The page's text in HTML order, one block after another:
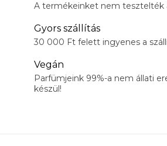
A termékeinket nem tesztelték
Gyors szállítás
30 000 Ft felett ingyenes a
Vegán
Parfümjeink 99%-a nem állati
készül!